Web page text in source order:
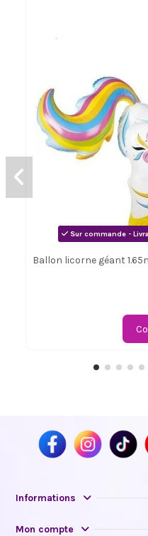
Sur commande -
Ballon licorne géant
Informations
Mon compte